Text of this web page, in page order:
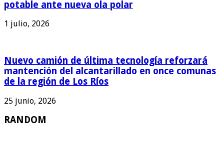
potable ante nueva ola polar
1 julio, 2026
Nuevo camión de última tecnología reforzará
mantención del alcantarillado en once comunas
de la región de Los Ríos
25 junio, 2026
RANDOM